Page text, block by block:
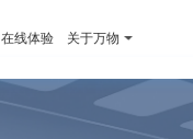
在线体验 关于万物